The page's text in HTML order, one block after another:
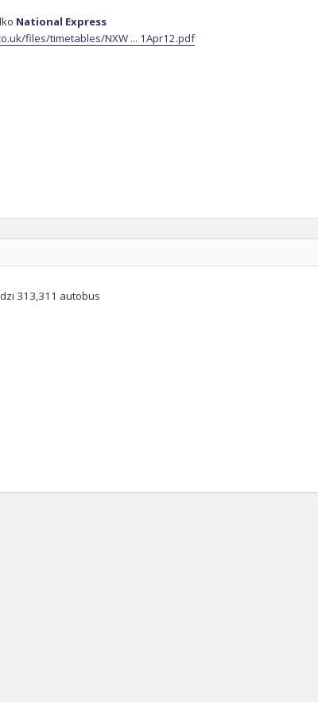
National Express
files/timetables/NXW ... 1Apr12.pdf
313,311 autobus